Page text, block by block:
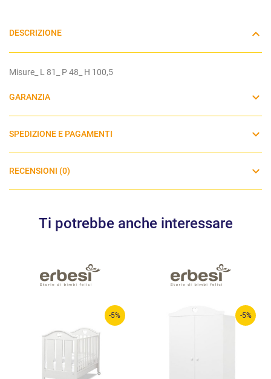
DESCRIZIONE
Misure_ L 81_ P 48_ H 100,5
GARANZIA
SPEDIZIONE E PAGAMENTI
RECENSIONI (0)
Ti potrebbe anche interessare
-5% -5%